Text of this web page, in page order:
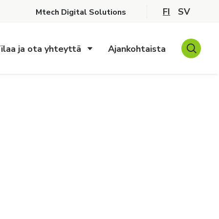
Mtech Digital Solutions FI SV
ja ota yhteyttä Ajankohtaista